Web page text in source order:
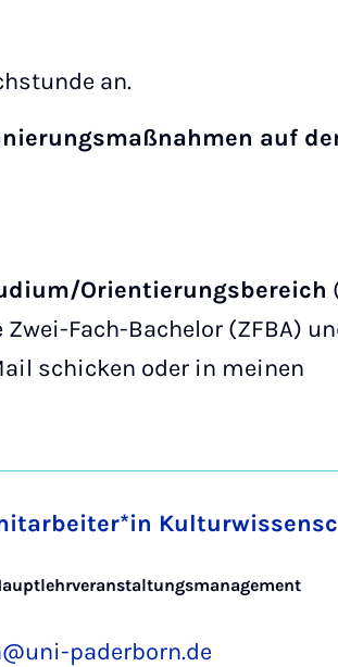
an.
auf
Orientierungsbereich
Fach-Bachelor (ZFBA)
schicken oder in meinen
paderborn.de